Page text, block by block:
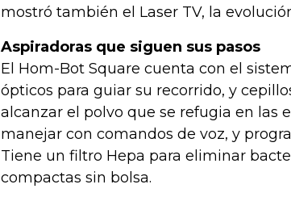
mostró también el Laser TV, la
Aspiradoras que siguen sus pasos
El Hom-Bot Square cuenta con el
ópticos para guiar su recorrido, y
alcanzar el polvo que se refugia en las
manejar con comandos de voz, y
Tiene un filtro Hepa para eliminar
compactas sin bolsa.